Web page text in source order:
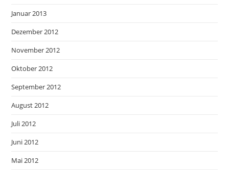
Januar 2013
Dezember 2012
November 2012
Oktober 2012
September 2012
August 2012
Juli 2012
Juni 2012
Mai 2012